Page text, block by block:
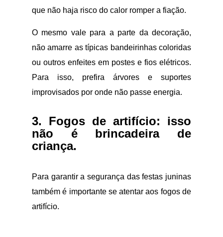
que não haja risco do calor romper a fiação.
O mesmo vale para a parte da decoração,
não amarre as típicas bandeirinhas coloridas
ou outros enfeites em postes e fios elétricos.
Para isso, prefira árvores e suportes
improvisados por onde não passe energia.
3. Fogos de artifício: isso
não é brincadeira de
criança.
Para garantir a segurança das festas juninas
também é importante se atentar aos fogos de
artifício.